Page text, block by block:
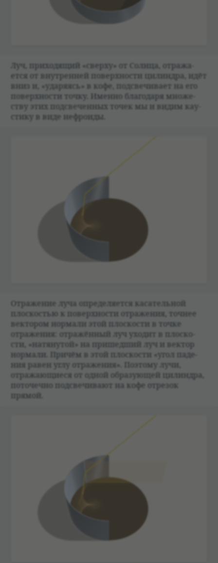
Луч, при­хо­дящий «сверху» от Солнца, отража­
ется от внут­рен­ней поверх­но­сти цилин­дра, идёт
вниз и, «уда­ря­ясь» в кофе, под­све­чи­вает на его
поверх­но­сти точку. Именно благо­даря множе­
ству этих под­све­чен­ных точек мы и видим кау­
стику в виде неф­ро­иды.
Отраже­ние луча опре­де­ля­ется каса­тель­ной
плос­ко­стью к поверх­но­сти отраже­ния, точ­нее
век­то­ром нормали этой плос­ко­сти в точке
отраже­ния: отражён­ный луч ухо­дит в плос­ко­
сти, «натя­ну­той» на при­шед­ший луч и век­тор
нормали. При­чём в этой плос­ко­сти «угол паде­
ния равен углу отраже­ния». Поэтому лучи,
отражающи­еся от одной обра­зующей цилин­дра,
пото­чечно под­све­чи­вают на кофе отре­зок
прямой.